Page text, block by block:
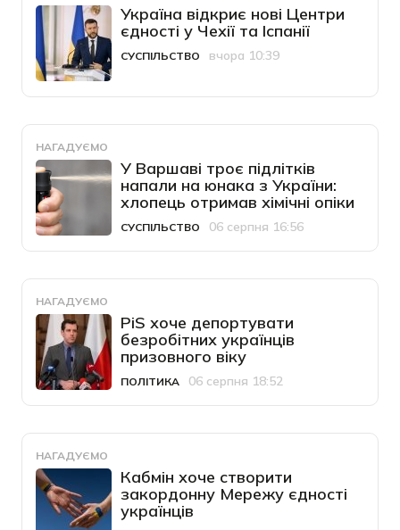
Україна відкриє нові Центри
єдності у Чехії та Іспанії
Категорія
СУСПІЛЬСТВО
Дата публікації
вчора 10:39
НАГАДУЄМО
У Варшаві троє підлітків
напали на юнака з України:
хлопець отримав хімічні опіки
Категорія
СУСПІЛЬСТВО
Дата публікації06 серпня 16:56
НАГАДУЄМО
PiS хоче депортувати
безробітних українців
призовного віку
Категорія
ПОЛІТИКА
Дата публікації
06 серпня 18:52
НАГАДУЄМО
Кабмін хоче створити
закордонну Мережу єдності
українців